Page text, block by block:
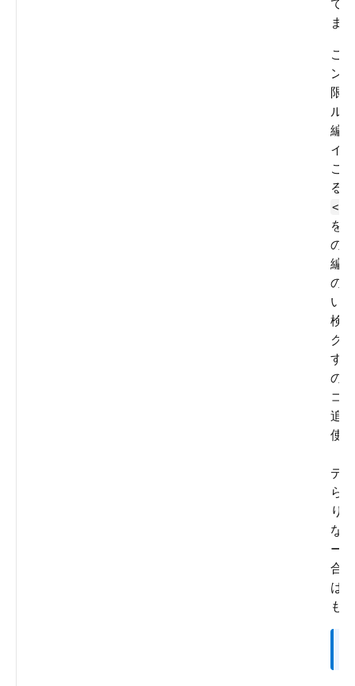
て
ま
こ
ン
限
ル
編
イ
こ
る
を
の
編
の
い
検
ク
す
の
コ
追
使
デ
ら
り
な
ー
合
は
も